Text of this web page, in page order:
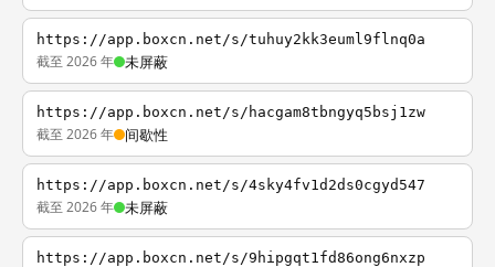
https://app.boxcn.net/s/tuhuy2kk3euml9flnq0a
截至 2026 年 未屏蔽
https://app.boxcn.net/s/hacgam8tbngyq5bsj1zw
截至 2026 年 间歇性
https://app.boxcn.net/s/4sky4fv1d2ds0cgyd547
截至 2026 年 未屏蔽
https://app.boxcn.net/s/9hipgqt1fd86ong6nxzp